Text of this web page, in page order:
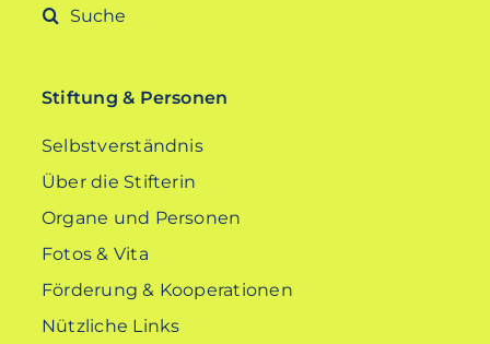
Suche
Stiftung & Personen
Selbstverständnis
Über die Stifterin
Organe und Personen
Fotos & Vita
Förderung & Kooperationen
Nützliche Links